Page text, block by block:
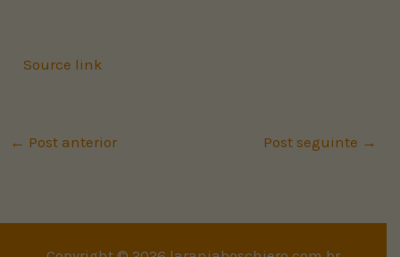
Source link
← Post anterior Post seguinte →